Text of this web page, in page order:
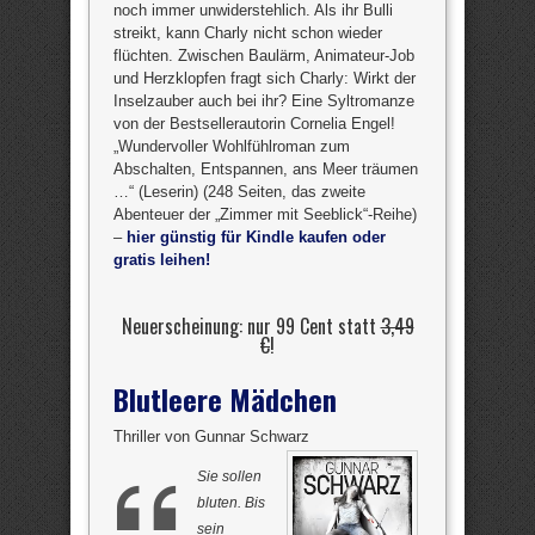
noch immer unwiderstehlich. Als ihr Bulli
streikt, kann Charly nicht schon wieder
flüchten. Zwischen Baulärm, Animateur-Job
und Herzklopfen fragt sich Charly: Wirkt der
Inselzauber auch bei ihr? Eine Syltromanze
von der Bestsellerautorin Cornelia Engel!
„Wundervoller Wohlfühlroman zum
Abschalten, Entspannen, ans Meer träumen
…“ (Leserin) (248 Seiten, das zweite
Abenteuer der „Zimmer mit Seeblick“-Reihe)
– hier günstig für Kindle kaufen oder
gratis leihen!
Neuerscheinung: nur 99 Cent statt3,49
€!
Blutleere Mädchen
Thriller von Gunnar Schwarz
Sie sollen
bluten. Bis
sein